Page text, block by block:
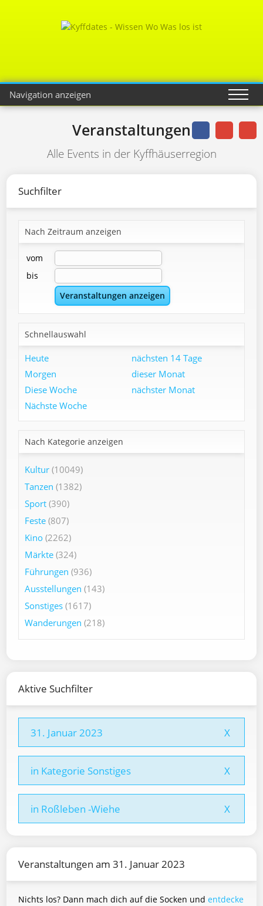
Navigation anzeigen
Veranstaltungen
Alle Events in der Kyffhäuserregion
Suchfilter
Nach Zeitraum anzeigen
vom
bis
Schnellauswahl
Heute
Morgen
Diese Woche
Nächste Woche
nächsten 14 Tage
dieser Monat
nächster Monat
Nach Kategorie anzeigen
Kultur (10049)
Tanzen (1382)
Sport (390)
Feste (807)
Kino (2262)
Märkte (324)
Führungen (936)
Ausstellungen (143)
Sonstiges (1617)
Wanderungen (218)
Aktive Suchfilter
31. Januar 2023 X
in Kategorie Sonstiges X
in Roßleben -Wiehe X
Veranstaltungen am 31. Januar 2023
Nichts los? Dann mach dich auf die Socken und entdecke